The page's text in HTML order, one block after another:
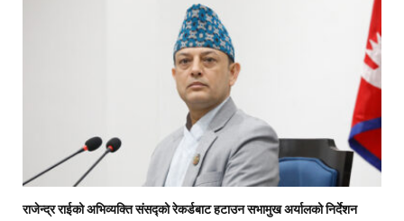
राजेन्द्र राईको अभिव्यक्ति संसद्को रेकर्डबाट हटाउन सभामुख अर्यालको निर्देशन